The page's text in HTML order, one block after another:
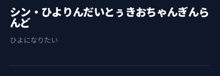
シン・ひよりんだいとぅきおちゃんぎんら
んど
ひよになりたい